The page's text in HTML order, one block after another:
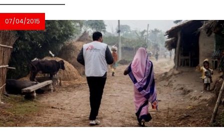
07/04/2015